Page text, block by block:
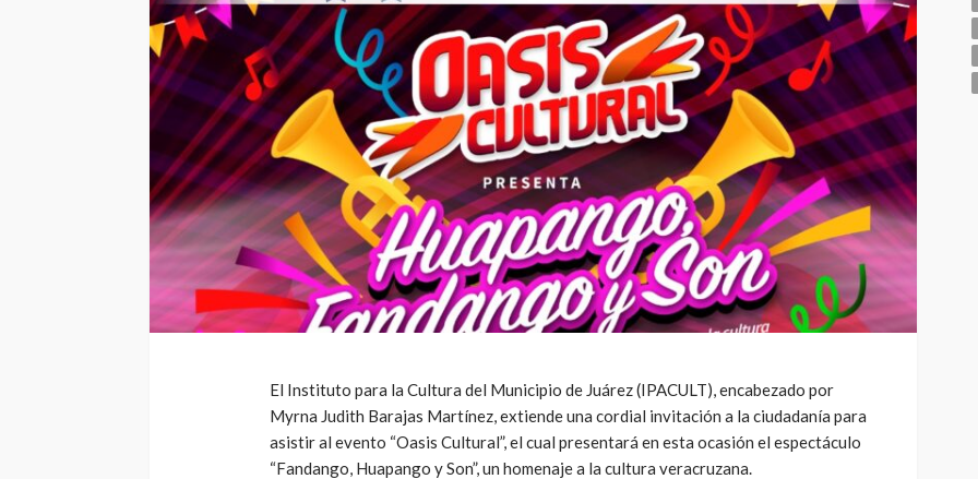
El Instituto para la Cultura del Municipio de Juárez (IPACULT), encabezado por
Myrna Judith Barajas Martínez, extiende una cordial invitación a la ciudadanía para
asistir al evento “Oasis Cultural”, el cual presentará en esta ocasión el espectáculo
“Fandango, Huapango y Son”, un homenaje a la cultura veracruzana.